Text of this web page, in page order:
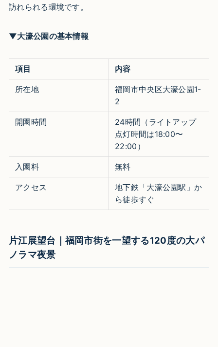
訪れられる環境です。
▼大濠公園の基本情報
項目 内容
所在地
福岡市中央区大濠公園1-
2
開園時間
24時間（ライトアップ
点灯時間は18:00〜
22:00）
入園料 無料
アクセス
地下鉄「大濠公園駅」か
ら徒歩すぐ
片江展望台｜福岡市街を一望する120度の大パ
ノラマ夜景